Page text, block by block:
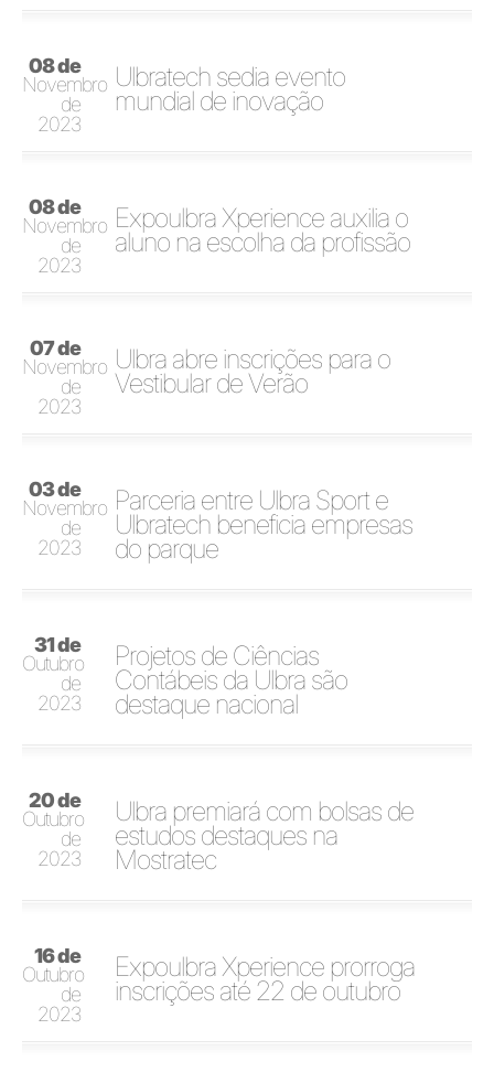
08 de
Novembro
de
2023
Ulbratech sedia evento
mundial de inovação
08 de
Novembro
de
2023
Expoulbra Xperience auxilia o
aluno na escolha da profissão
07 de
Novembro
de
2023
Ulbra abre inscrições para o
Vestibular de Verão
03 de
Novembro
de
2023
Parceria entre Ulbra Sport e
Ulbratech beneficia empresas
do parque
31 de
Outubro
de
2023
Projetos de Ciências
Contábeis da Ulbra são
destaque nacional
20 de
Outubro
de
2023
Ulbra premiará com bolsas de
estudos destaques na
Mostratec
16 de
Outubro
de
2023
Expoulbra Xperience prorroga
inscrições até 22 de outubro